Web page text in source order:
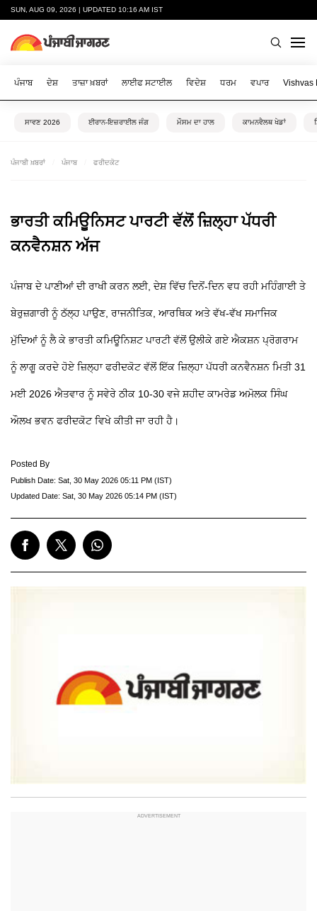
SUN, AUG 09, 2026 | UPDATED 10:16 AM IST
ਪੰਜਾਬ ਦੇਸ਼ ਤਾਜ਼ਾ ਖ਼ਬਰਾਂ ਲਾਈਫ ਸਟਾਈਲ ਵਿਦੇਸ਼ ਧਰਮ ਵਪਾਰ Vishvas
ਸਾਵਣ 2026 ਈਰਾਨ-ਇਜ਼ਰਾਈਲ ਜੰਗ ਮੌਸਮ ਦਾ ਹਾਲ ਕਾਮਨਵੈਲਥ ਖੇਡਾਂ
ਪੰਜਾਬੀ ਖ਼ਬਰਾਂ ਪੰਜਾਬ ਫਰੀਦਕੋਟ
ਭਾਰਤੀ ਕਮਿਊਨਿਸਟ ਪਾਰਟੀ ਵੱਲੋਂ ਜ਼ਿਲ੍ਹਾ ਪੱਧਰੀ
ਕਨਵੈਨਸ਼ਨ ਅੱਜ
ਪੰਜਾਬ ਦੇ ਪਾਣੀਆਂ ਦੀ ਰਾਖੀ ਕਰਨ ਲਈ, ਦੇਸ਼ ਵਿੱਚ ਦਿਨੋਂ-ਦਿਨ ਵਧ ਰਹੀ ਮਹਿੰਗਾਈ ਤੇ
ਬੇਰੁਜ਼ਗਾਰੀ ਨੂੰ ਠੱਲ੍ਹ ਪਾਉਣ, ਰਾਜਨੀਤਿਕ, ਆਰਥਿਕ ਅਤੇ ਵੱਖ-ਵੱਖ ਸਮਾਜਿਕ
ਮੁੱਦਿਆਂ ਨੂੰ ਲੈ ਕੇ ਭਾਰਤੀ ਕਮਿਊਨਿਸ਼ਟ ਪਾਰਟੀ ਵੱਲੋਂ ਉਲੀਕੇ ਗਏ ਐਕਸ਼ਨ ਪ੍ਰੋਗਰਾਮ
ਨੂੰ ਲਾਗੂ ਕਰਦੇ ਹੋਏ ਜ਼ਿਲ੍ਹਾ ਫਰੀਦਕੋਟ ਵੱਲੋਂ ਇੱਕ ਜ਼ਿਲ੍ਹਾ ਪੱਧਰੀ ਕਨਵੈਨਸ਼ਨ ਮਿਤੀ 31
ਮਈ 2026 ਐਤਵਾਰ ਨੂੰ ਸਵੇਰੇ ਠੀਕ 10-30 ਵਜੇ ਸ਼ਹੀਦ ਕਾਮਰੇਡ ਅਮੋਲਕ ਸਿੰਘ
ਔਲਖ ਭਵਨ ਫਰੀਦਕੋਟ ਵਿਖੇ ਕੀਤੀ ਜਾ ਰਹੀ ਹੈ।
Posted By
Publish Date: Sat, 30 May 2026 05:11 PM (IST)
Updated Date: Sat, 30 May 2026 05:14 PM (IST)